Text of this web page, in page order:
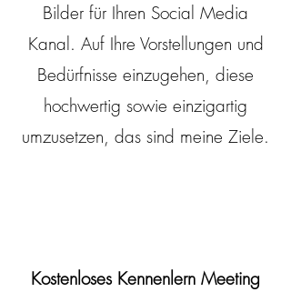
Bilder für Ihren Social Media
Kanal. Auf Ihre Vorstellungen und
Bedürfnisse einzugehen, diese
hochwertig sowie einzigartig
umzusetzen, das sind meine Ziele.
Kostenloses Kennenlern Meeting